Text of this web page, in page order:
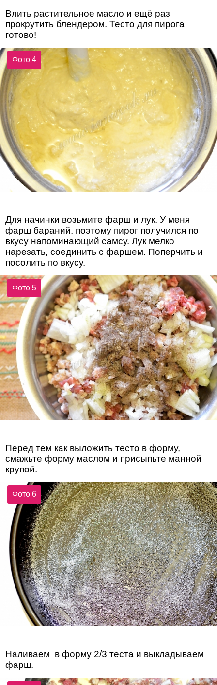
Влить растительное масло и ещё раз
прокрутить блендером. Тесто для пирога
готово!
Фото 4
Для начинки возьмите фарш и лук. У меня
фарш бараний, поэтому пирог получился по
вкусу напоминающий самсу. Лук мелко
нарезать, соединить с фаршем. Поперчить и
посолить по вкусу.
Фото 5
Перед тем как выложить тесто в форму,
смажьте форму маслом и присыпьте манной
крупой.
Фото 6
Наливаем в форму 2/3 теста и выкладываем
фарш.